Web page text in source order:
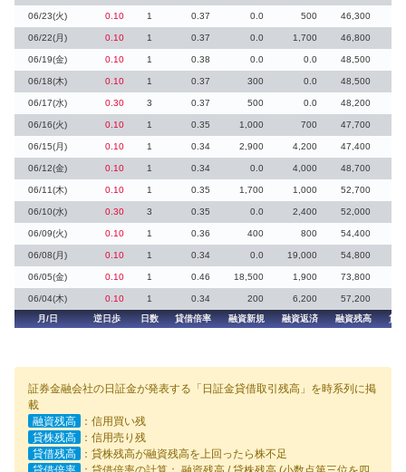
06/23(火) 0.10 1 0.37 0.0 500 46,300
06/22(月) 0.10 1 0.37 0.0 1,700 46,800
06/19(金) 0.10 1 0.38 0.0 0.0 48,500
06/18(木) 0.10 1 0.37 300 0.0 48,500
06/17(水) 0.30 3 0.37 500 0.0 48,200
06/16(火) 0.10 1 0.35 1,000 700 47,700
06/15(月) 0.10 1 0.34 2,900 4,200 47,400
06/12(金) 0.10 1 0.34 0.0 4,000 48,700
06/11(木) 0.10 1 0.35 1,700 1,000 52,700
06/10(水) 0.30 3 0.35 0.0 2,400 52,000
06/09(火) 0.10 1 0.36 400 800 54,400
06/08(月) 0.10 1 0.34 0.0 19,000 54,800
06/05(金) 0.10 1 0.46 18,500 1,900 73,800
06/04(木) 0.10 1 0.34 200 6,200
57,200
月/日
逆日歩 日数 貸借倍率 融資新規 融資返済 融資残高 貸
証券金融会社の日証金が発表する「日証金貸借取引残高」を時系列に掲
載
融資残高
：信用買い残
貸株残高
：信用売り残
貸借残高
：貸株残高が融資残高を上回ったら株不足